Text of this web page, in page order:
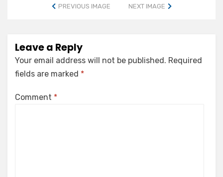
PREVIOUS IMAGE NEXT IMAGE
Leave a Reply
Your email address will not be published. Required
fields are marked *
Comment *